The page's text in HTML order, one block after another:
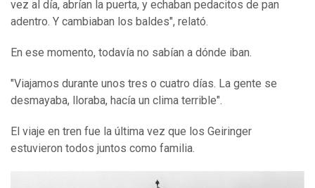
vez al día, abrían la puerta, y echaban pedacitos de pan
adentro. Y cambiaban los baldes", relató.
En ese momento, todavía no sabían a dónde iban.
"Viajamos durante unos tres o cuatro días. La gente se
desmayaba, lloraba, hacía un clima terrible".
El viaje en tren fue la última vez que los Geiringer
estuvieron todos juntos como familia.